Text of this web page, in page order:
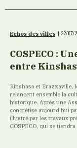
Echos des villes 22/07/
COSPECO :
entre
Kinshasa et Brazzaville,
relancent ensemble la
historique. Après une
concrétise aujourd’hui
illustré par les travaux
COSPECO, qui se